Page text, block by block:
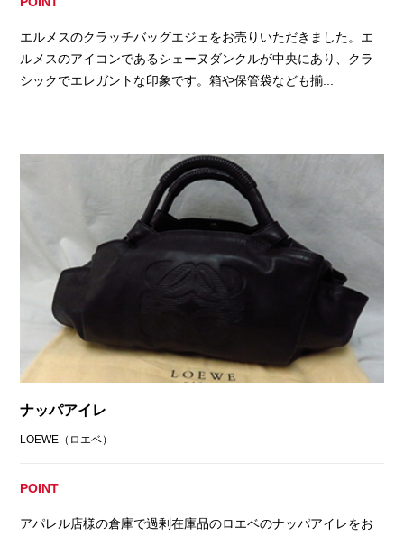
エルメスのクラッチバッグエジェをお売りいただきました。エ
ルメスのアイコンであるシェーヌダンクルが中央にあり、クラ
シックでエレガントな印象です。箱や保管袋なども揃...
ナッパアイレ
LOEWE（ロエベ）
POINT
アパレル店様の倉庫で過剰在庫品のロエベのナッパアイレをお